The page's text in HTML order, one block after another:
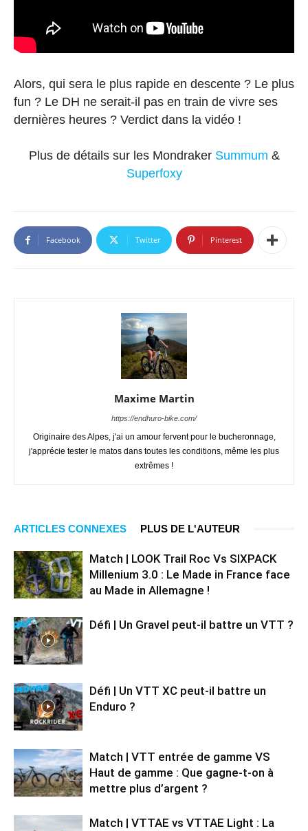
Alors, qui sera le plus rapide en descente ? Le plus
fun ? Le DH ne serait-il pas en train de vivre ses
dernières heures ? Verdict dans la vidéo !
Plus de détails sur les Mondraker Summum &
Superfoxy
Facebook Twitter Pinterest
Maxime Martin
https://endhuro-bike.com/
Originaire des Alpes, j'ai un amour fervent pour le bucheronnage,
j'apprécie tester le matos dans toutes les conditions, même les plus
extrêmes !
ARTICLES CONNEXES PLUS DE L'AUTEUR
Match | LOOK Trail Roc Vs SIXPACK
Millenium 3.0 : Le Made in France face
au Made in Allemagne !
Défi | Un Gravel peut-il battre un VTT ?
Défi | Un VTT XC peut-il battre un
Enduro ?
Match | VTT entrée de gamme VS
Haut de gamme : Que gagne-t-on à
mettre plus d’argent ?
Match | VTTAE vs VTTAE Light : La